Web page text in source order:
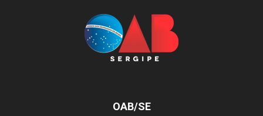
OAB/SE